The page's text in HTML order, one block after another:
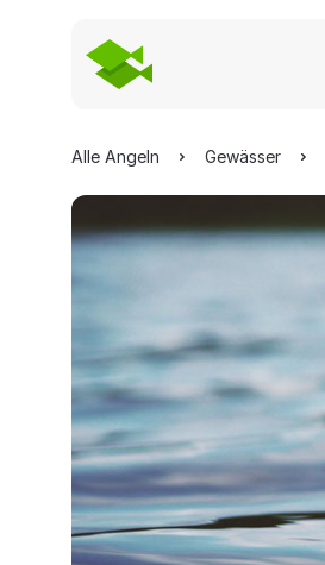
Alle Angeln Gewässer